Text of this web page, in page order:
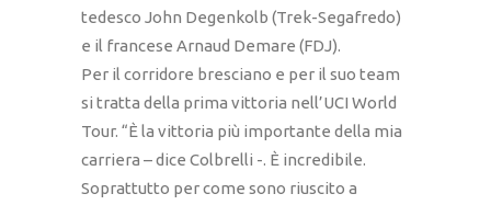
tedesco John Degenkolb (Trek-Segafredo)
e il francese Arnaud Demare (FDJ).
Per il corridore bresciano e per il suo team
si tratta della prima vittoria nell’UCI World
Tour. “È la vittoria più importante della mia
carriera – dice Colbrelli -. È incredibile.
Soprattutto per come sono riuscito a